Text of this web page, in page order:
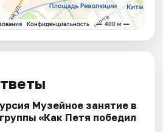
Музейное занятие в
«Как Петя победил